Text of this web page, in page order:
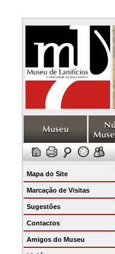
Mapa do Site
Marcação de Visitas
Sugestões
Contactos
Amigos do Museu